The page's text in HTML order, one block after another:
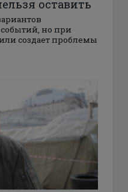
оставить
но при
создает проблемы